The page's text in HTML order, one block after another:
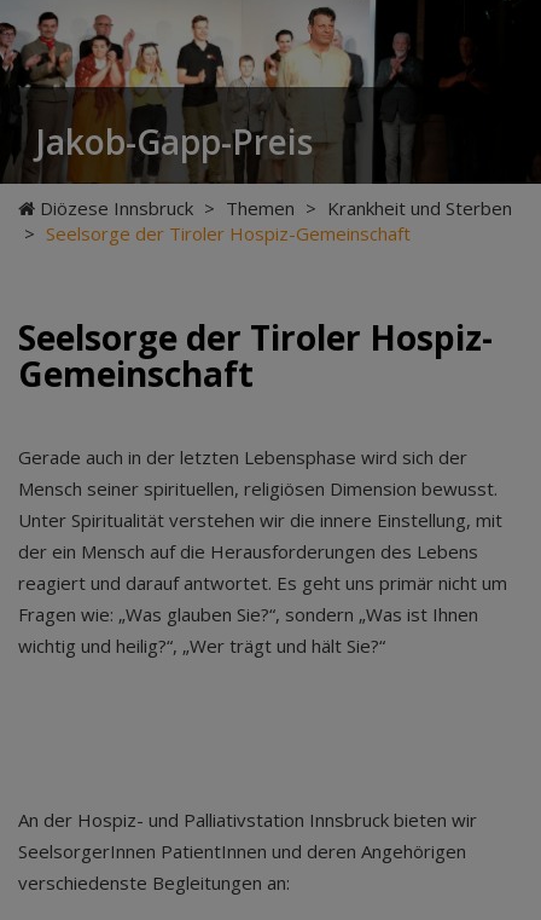
Jakob-Gapp-Preis
Diözese Innsbruck > Themen > Krankheit und Sterben
> Seelsorge der Tiroler Hospiz-Gemeinschaft
Seelsorge der Tiroler Hospiz-
Gemeinschaft
Gerade auch in der letzten Lebensphase wird sich der
Mensch seiner spirituellen, religiösen Dimension bewusst.
Unter Spiritualität verstehen wir die innere Einstellung, mit
der ein Mensch auf die Herausforderungen des Lebens
reagiert und darauf antwortet. Es geht uns primär nicht um
Fragen wie: „Was glauben Sie?“, sondern „Was ist Ihnen
wichtig und heilig?“, „Wer trägt und hält Sie?“
An der Hospiz- und Palliativstation Innsbruck bieten wir
SeelsorgerInnen PatientInnen und deren Angehörigen
verschiedenste Begleitungen an: